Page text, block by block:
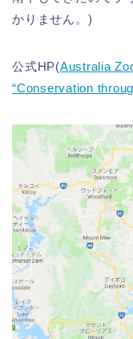
かりません。)
公式HP(Australia
“Conservation